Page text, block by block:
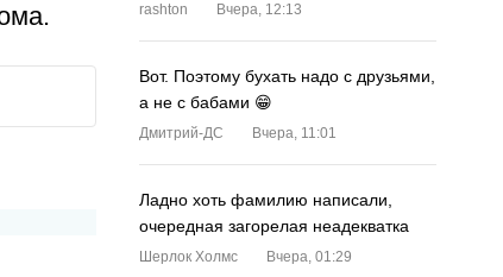
rashton Вчера, 12:13
Вот. Поэтому бухать надо с друзьями,
а не с бабами 😁
Дмитрий-ДС Вчера, 11:01
Ладно хоть фамилию написали,
очередная загорелая неадекватка
Шерлок Холмс Вчера, 01:29